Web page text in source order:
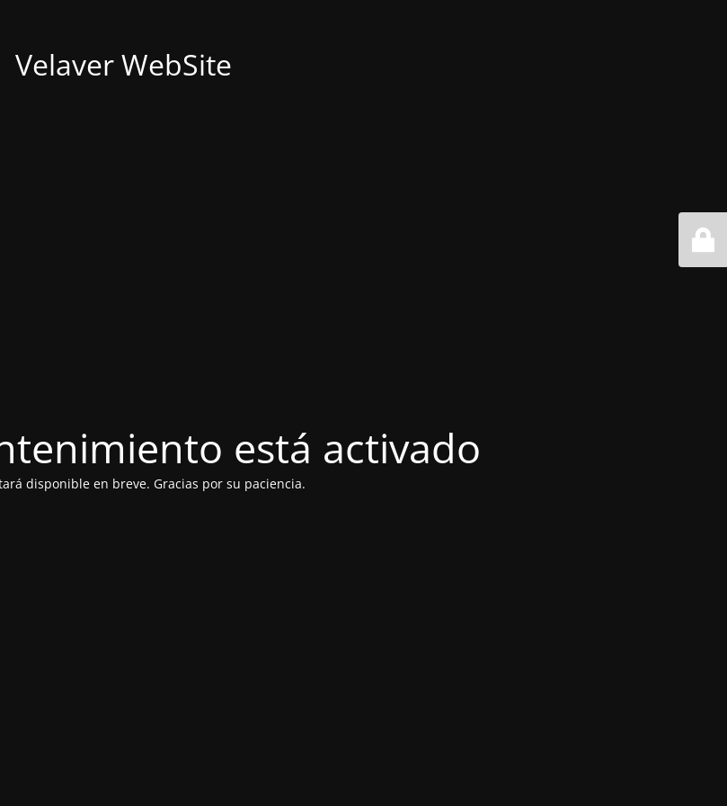
Velaver WebSite
está activado
disponible en breve. Gracias por su paciencia.